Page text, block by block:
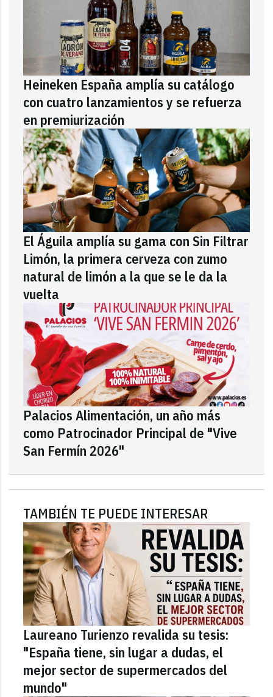
Heineken España amplía su catálogo
con cuatro lanzamientos y se refuerza
en premiurización
El Águila amplía su gama con Sin Filtrar
Limón, la primera cerveza con zumo
natural de limón a la que se le da la
vuelta
Palacios Alimentación, un año más
como Patrocinador Principal de "Vive
San Fermín 2026"
TAMBIÉN TE PUEDE INTERESAR
Laureano Turienzo revalida su tesis:
"España tiene, sin lugar a dudas, el
mejor sector de supermercados del
mundo"